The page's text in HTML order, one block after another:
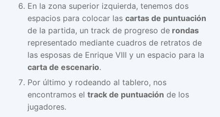
En la zona superior izquierda, tenemos dos
espacios para colocar las cartas de puntuación
de la partida, un track de progreso de rondas
representado mediante cuadros de retratos de
las esposas de Enrique VIII y un espacio para la
carta de escenario.
Por último y rodeando al tablero, nos
encontramos el track de puntuación de los
jugadores.